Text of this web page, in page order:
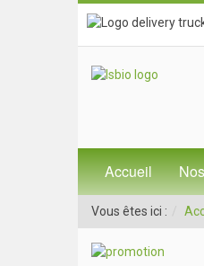
Accueil
Vous êtes ici :